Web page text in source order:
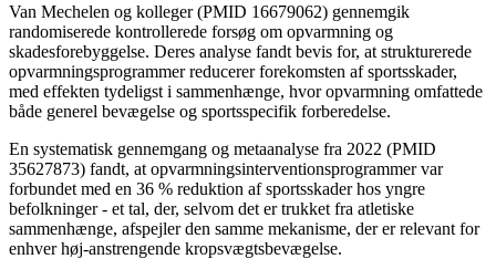
Van Mechelen og kolleger (PMID 16679062) gennemgik
randomiserede kontrollerede forsøg om opvarmning og
skadesforebyggelse. Deres analyse fandt bevis for, at strukturerede
opvarmningsprogrammer reducerer forekomsten af ​​sportsskader,
med effekten tydeligst i sammenhænge, ​​hvor opvarmning omfattede
både generel bevægelse og sportsspecifik forberedelse.
En systematisk gennemgang og metaanalyse fra 2022 (PMID
35627873) fandt, at opvarmningsinterventionsprogrammer var
forbundet med en 36 % reduktion af sportsskader hos yngre
befolkninger - et tal, der, selvom det er trukket fra atletiske
sammenhænge, ​​afspejler den samme mekanisme, der er relevant for
enhver høj-anstrengende kropsvægtsbevægelse.